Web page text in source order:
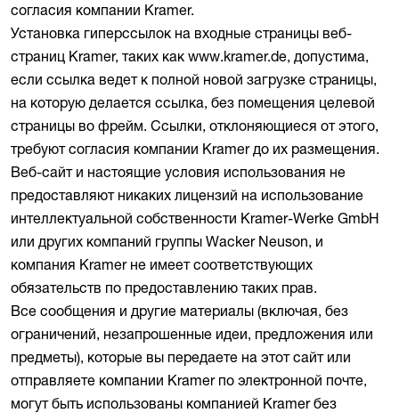
согласия компании Kramer.
Установка гиперссылок на входные страницы веб-
страниц Kramer, таких как www.kramer.de, допустима,
если ссылка ведет к полной новой загрузке страницы,
на которую делается ссылка, без помещения целевой
страницы во фрейм. Ссылки, отклоняющиеся от этого,
требуют согласия компании Kramer до их размещения.
Веб-сайт и настоящие условия использования не
предоставляют никаких лицензий на использование
интеллектуальной собственности Kramer-Werke GmbH
или других компаний группы Wacker Neuson, и
компания Kramer не имеет соответствующих
обязательств по предоставлению таких прав.
Все сообщения и другие материалы (включая, без
ограничений, незапрошенные идеи, предложения или
предметы), которые вы передаете на этот сайт или
отправляете компании Kramer по электронной почте,
могут быть использованы компанией Kramer без